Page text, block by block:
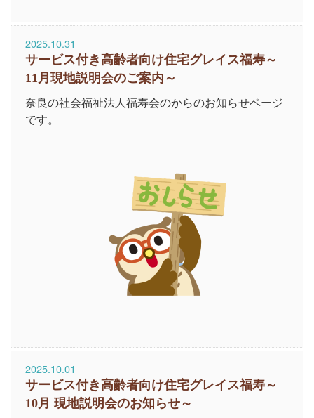
2025.10.31
サービス付き高齢者向け住宅グレイス福寿～
11月現地説明会のご案内～
奈良の社会福祉法人福寿会のからのお知らせページ
です。
2025.10.01
サービス付き高齢者向け住宅グレイス福寿～
10月 現地説明会のお知らせ～